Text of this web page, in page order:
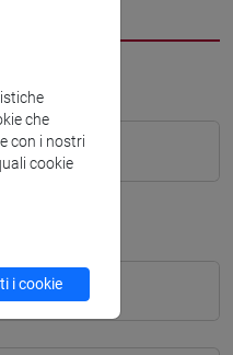
che
con i nostri
cookie
i cookie